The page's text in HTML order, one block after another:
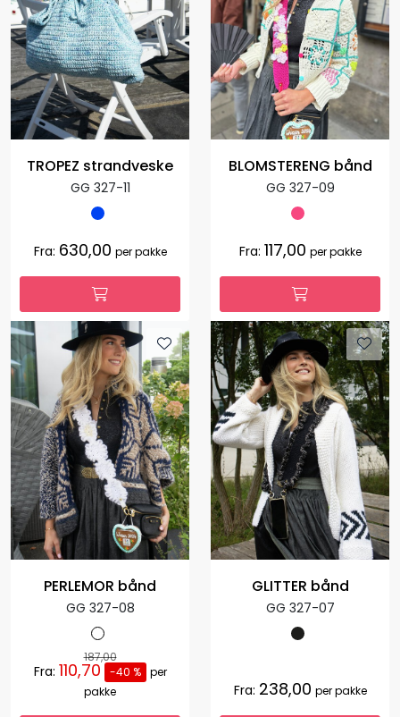
TROPEZ strandveske
GG 327-11
Fra: 630,00 per pakke
BLOMSTERENG bånd
GG 327-09
Fra: 117,00 per pakke
PERLEMOR bånd
GG 327-08
187,00
Fra: 110,70 -40 %
per
pakke
GLITTER bånd
GG 327-07
Fra: 238,00 per pakke